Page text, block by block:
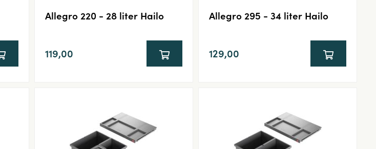
Allegro 220 - 28 liter Hailo
119,00
Allegro 295 - 34 liter Hailo
129,00